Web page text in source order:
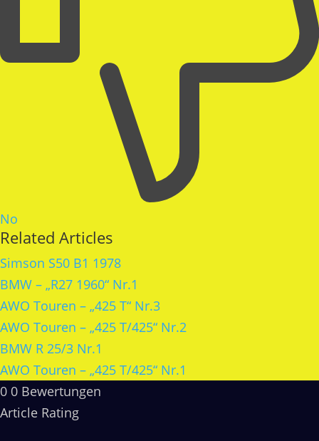
No
Related Articles
Simson S50 B1 1978
BMW – „R27 1960“ Nr.1
AWO Touren – „425 T“ Nr.3
AWO Touren – „425 T/425“ Nr.2
BMW R 25/3 Nr.1
AWO Touren – „425 T/425“ Nr.1
0 0 Bewertungen
Article Rating